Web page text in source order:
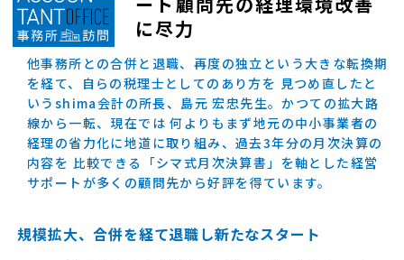
に尽力
他事務所との合併と退職、再度の独立という大きな転換期
を経て、自らの税理士としてのあり方を 見つめ直したと
いうshima会計の所長、島元 宏忠先生。かつての拡大路
線から一転、現在では 何よりもまず地元の中小事業者の
経理の省力化に地道に取り組み、過去3年分の月次決算の
内容を 比較できる「シマ式月次決算書」を軸とした経営
サポートが多くの顧問先から好評を得ています。
規模拡大、合併を経て退職し新たなスタート